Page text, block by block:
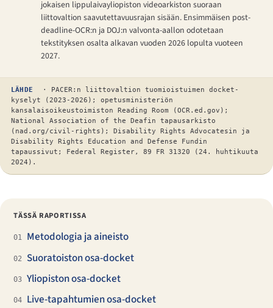
jokaisen lippulaivayliopiston videoarkiston suoraan
liittovaltion saavutettavuusrajan sisään. Ensimmäisen post-
deadline-OCR:n ja DOJ:n valvonta-aallon odotetaan
tekstityksen osalta alkavan vuoden 2026 lopulta vuoteen
2027.
LÄHDE
· PACER:n liittovaltion tuomioistuimen docket-
kyselyt (2023-2026); opetusministeriön
kansalaisoikeustoimiston Reading Room (OCR.ed.gov);
National Association of the Deafin tapausarkisto
(nad.org/civil-rights); Disability Rights Advocatesin ja
Disability Rights Education and Defense Fundin
tapaussivut; Federal Register, 89 FR 31320 (24. huhtikuuta
2024).
TÄSSÄ RAPORTISSA
01 Metodologia ja aineisto
02 Suoratoiston osa-docket
03 Yliopiston osa-docket
04 Live-tapahtumien osa-docket